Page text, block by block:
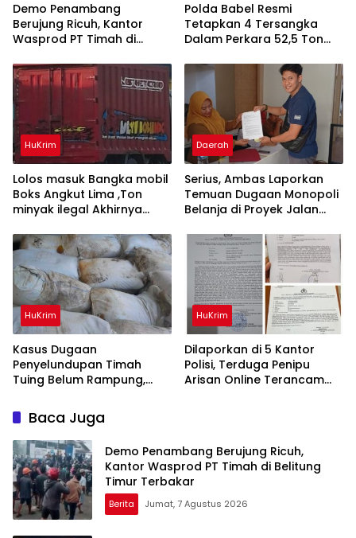
Demo Penambang
Berujung Ricuh, Kantor
Wasprod PT Timah di
Polda Babel Resmi
Tetapkan 4 Tersangka
Dalam Perkara 52,5 Ton
Belitung
HuKrim
Lolos masuk Bangka mobil
Boks Angkut Lima ,Ton
minyak ilegal Akhirnya
Daerah
Serius, Ambas Laporkan
‎Temuan Dugaan Monopoli
Belanja di Proyek Jalan
HuKrim
Kasus Dugaan
Penyelundupan Timah
Tuing Belum Rampung,
Dalam Informasi
Penyidikan
HuKrim
Dilaporkan di 5 Kantor
Polisi, Terduga Penipu
Arisan Online Terancam
Baca Juga
Demo Penambang Berujung Ricuh,
Kantor Wasprod PT Timah di Belitung
Timur Terbakar
Berita Jumat, 7 Agustus 2026